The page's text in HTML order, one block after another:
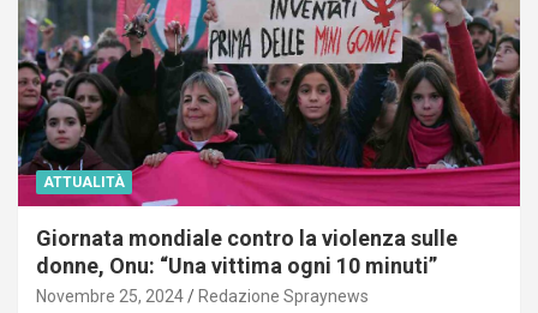
ATTUALITÀ
Giornata mondiale contro la violenza sulle
donne, Onu: “Una vittima ogni 10 minuti”
Novembre 25, 2024 Redazione Spraynews